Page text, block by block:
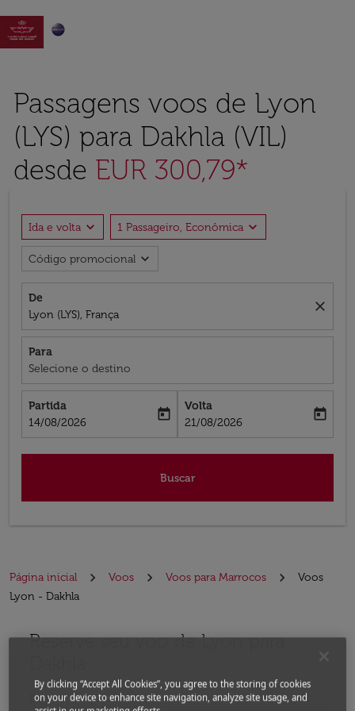

Passagens voos de Lyon
(LYS) para Dakhla (VIL)
desde EUR 300,79*
Ida e volta expand_more 1 Passageiro, Econômica expand_more
Código promocional expand_more
De
Lyon (LYS), França
close
Para
Selecione o destino
Partida
fc-booking-departure-date-aria-label
14/08/2026
today
Volta
fc-booking-return-date-aria-label
21/08/2026
today
Buscar
Página inicial Voos Voos para Marrocos
Voos
Lyon - Dakhla
Reserve seu voo de Lyon para
De
By clicking “Accept All Cookies”, you agree to the storing of cookies
on your device to enhance site navigation, analyze site usage, and